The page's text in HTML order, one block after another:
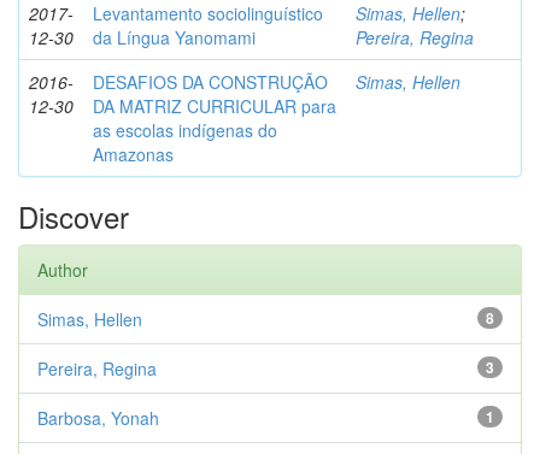
2017-
12-30
Levantamento sociolinguístico
da Língua Yanomami
Simas, Hellen;
Pereira, Regina
2016-
12-30
DESAFIOS DA CONSTRUÇÃO
DA MATRIZ CURRICULAR para
as escolas indígenas do
Amazonas
Simas, Hellen
Discover
Author
8
Simas, Hellen
3
Pereira, Regina
1
Barbosa, Yonah